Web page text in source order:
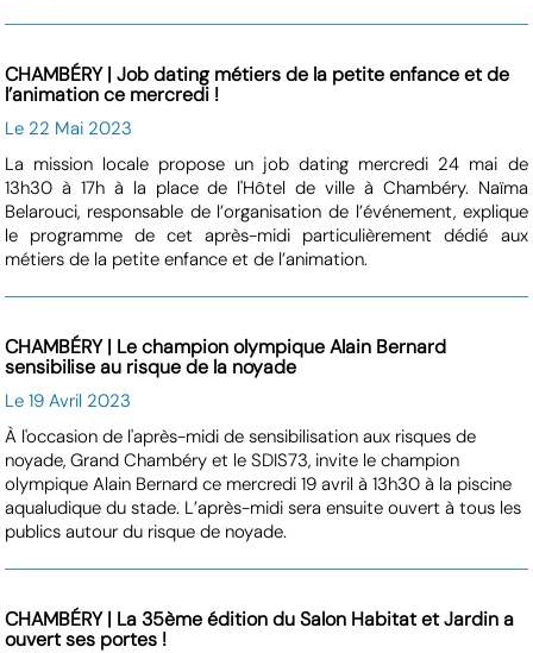
CHAMBÉRY | Job dating métiers de la petite enfance et de
l’animation ce mercredi !
Le 22 Mai 2023
La mission locale propose un job dating mercredi 24 mai de
13h30 à 17h à la place de l'Hôtel de ville à Chambéry. Naïma
Belarouci, responsable de l’organisation de l’événement, explique
le programme de cet après-midi particulièrement dédié aux
métiers de la petite enfance et de l’animation.
CHAMBÉRY | Le champion olympique Alain Bernard
sensibilise au risque de la noyade
Le 19 Avril 2023
À l'occasion de l'après-midi de sensibilisation aux risques de
noyade, Grand Chambéry et le SDIS73, invite le champion
olympique Alain Bernard ce mercredi 19 avril à 13h30 à la piscine
aqualudique du stade. L’après-midi sera ensuite ouvert à tous les
publics autour du risque de noyade.
CHAMBÉRY | La 35ème édition du Salon Habitat et Jardin a
ouvert ses portes !